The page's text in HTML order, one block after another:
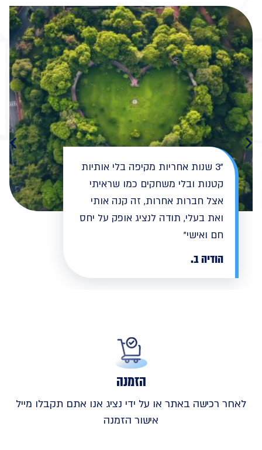
"3 שנות אחריות מקיפה בלי אותיות
קטנות ובלי משחקים כמו שראיתי
אצל חברות אחרות, זה קנה אותי
ואת בעלי, תודה לנציג אופק על יחס
חם ואישי"
הודיה ב.
הזמנה
לאחר רכישה באתר או על ידי נציג אנו אתם תקבלו מייל
אישור הזמנה